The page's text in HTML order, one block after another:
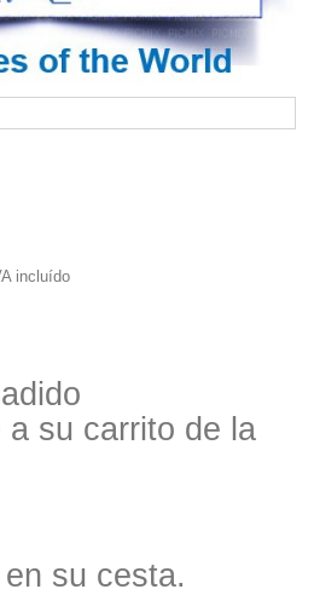
incluído
a su carrito de la
su cesta.